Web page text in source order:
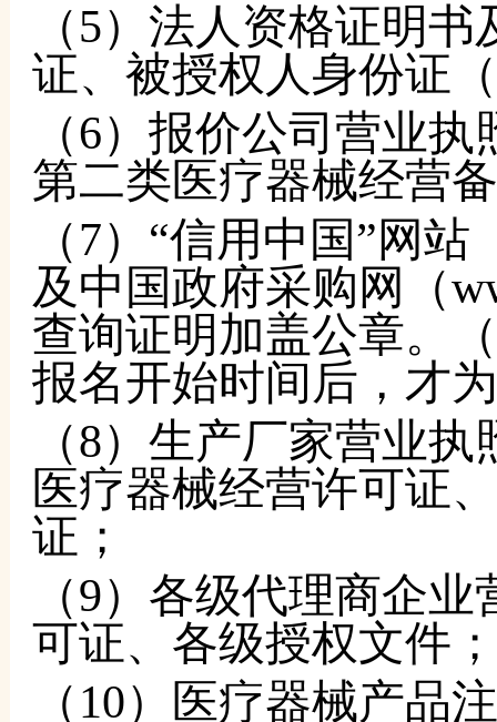
（5）法人资格证明书
证、被授权人身份证
（6）报价公司营业执
第二类医疗器械经营
（7）“信用中国”网站
及中国政府采购网（
查询证明加盖公章。
报名开始时间后，才
（8）生产厂家营业执
医疗器械经营许可证
证；
（9）各级代理商企业
可证、各级授权文件；
（10）医疗器械产品